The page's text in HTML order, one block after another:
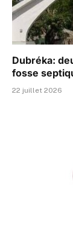
Dubréka:
fosse
22 juillet 2026